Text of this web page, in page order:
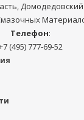
Телефон:
(495) 777-69-52